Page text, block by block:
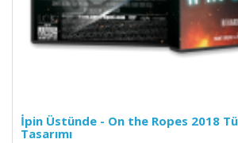
İpin Üstünde - On the Ropes 2018
Tasarımı